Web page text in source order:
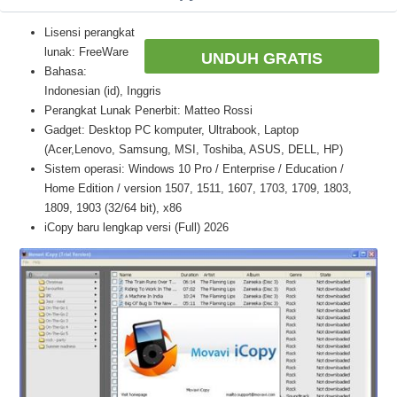
UNDUH GRATIS
Lisensi perangkat
lunak: FreeWare
Bahasa:
Indonesian (id), Inggris
Perangkat Lunak Penerbit: Matteo Rossi
Gadget: Desktop PC komputer, Ultrabook, Laptop
(Acer,Lenovo, Samsung, MSI, Toshiba, ASUS, DELL, HP)
Sistem operasi: Windows 10 Pro / Enterprise / Education /
Home Edition / version 1507, 1511, 1607, 1703, 1709, 1803,
1809, 1903 (32/64 bit), x86
iCopy baru lengkap versi (Full) 2026